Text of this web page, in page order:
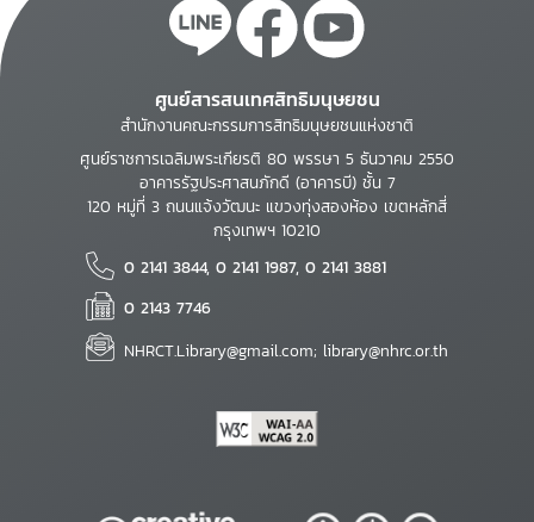
ศูนย์สารสนเทศสิทธิมนุษยชน
สำนักงานคณะกรรมการสิทธิมนุษยชนแห่งชาติ
ศูนย์ราชการเฉลิมพระเกียรติ 80 พรรษา 5 ธันวาคม 2550
อาคารรัฐประศาสนภักดี (อาคารบี) ชั้น 7
120 หมู่ที่ 3 ถนนแจ้งวัฒนะ แขวงทุ่งสองห้อง เขตหลักสี่
กรุงเทพฯ 10210
0 2141 3844, 0 2141 1987, 0 2141 3881
0 2143 7746
NHRCT.Library@gmail.com; library@nhrc.or.th